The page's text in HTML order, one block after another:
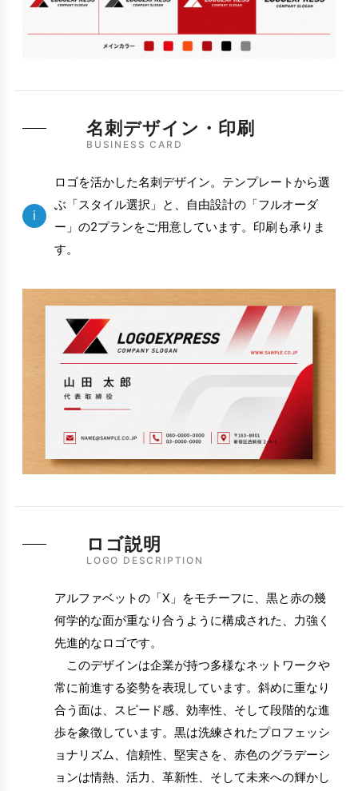
名刺デザイン・印刷
BUSINESS CARD
i
ロゴを活かした名刺デザイン。テンプレートから選
ぶ「スタイル選択」と、自由設計の「フルオーダ
ー」の2プランをご用意しています。印刷も承りま
す。
ロゴ説明
LOGO DESCRIPTION
アルファベットの「X」をモチーフに、黒と赤の幾
何学的な面が重なり合うように構成された、力強く
先進的なロゴです。
このデザインは企業が持つ多様なネットワークや
常に前進する姿勢を表現しています。斜めに重なり
合う面は、スピード感、効率性、そして段階的な進
歩を象徴しています。黒は洗練されたプロフェッシ
ョナリズム、信頼性、堅実さを、赤色のグラデーシ
ョンは情熱、活力、革新性、そして未来への輝かし